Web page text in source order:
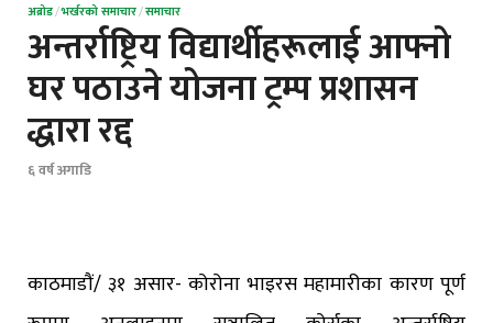
अब्रोड/भर्खरको समाचार/समाचार
अन्तर्राष्ट्रिय विद्यार्थीहरूलाई आफ्नो
घर पठाउने योजना ट्रम्प प्रशासन
द्धारा रद्द
६ वर्ष अगाडि
काठमाडौं/ ३१ असार- कोरोना भाइरस महामारीका कारण पूर्ण